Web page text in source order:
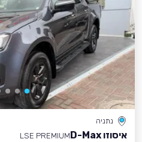
נתניה
איסוזו D-Max
LSE PREMIUM